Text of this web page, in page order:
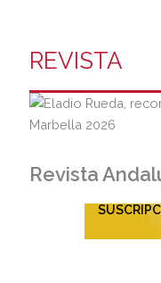
REVISTA
Revista